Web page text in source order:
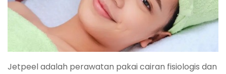
Jetpeel adalah perawatan pakai cairan fisiologis dan